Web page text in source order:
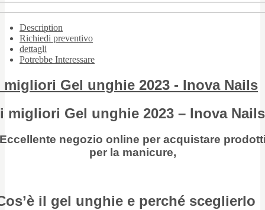
Description
Richiedi preventivo
dettagli
Potrebbe Interessare
migliori Gel unghie 2023 - Inova Nails
i migliori Gel unghie 2023 – Inova Nails
negozio online per acquistare
per la manicure,
il gel unghie e perché sceglierlo